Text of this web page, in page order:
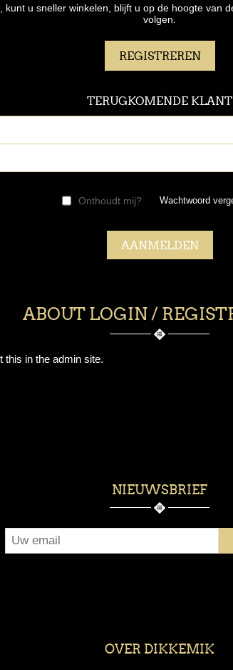
u sneller winkelen, blijft u op de hoogte van
volgen.
TERUGKOMENDE KLANT
Onthoudt mij? Wachtwoord
ABOUT LOGIN /
this in the admin site.
NIEUWSBRIEF
OVER DIKKEMIK